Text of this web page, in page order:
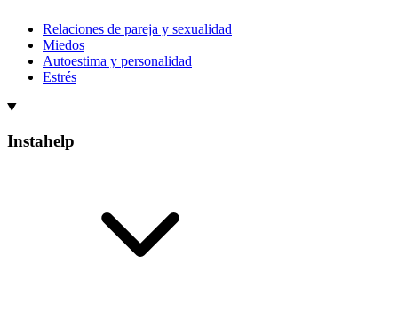
Relaciones de pareja y sexualidad
Miedos
Autoestima y personalidad
Estrés
Instahelp